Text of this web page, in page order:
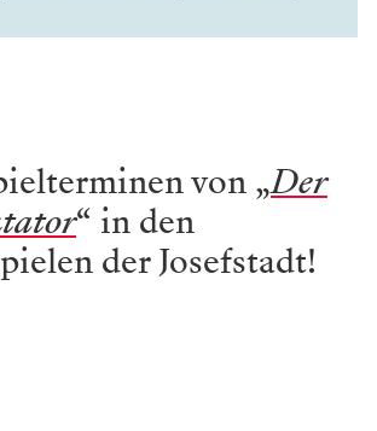
von „Der
“ in den
der Josefstadt!